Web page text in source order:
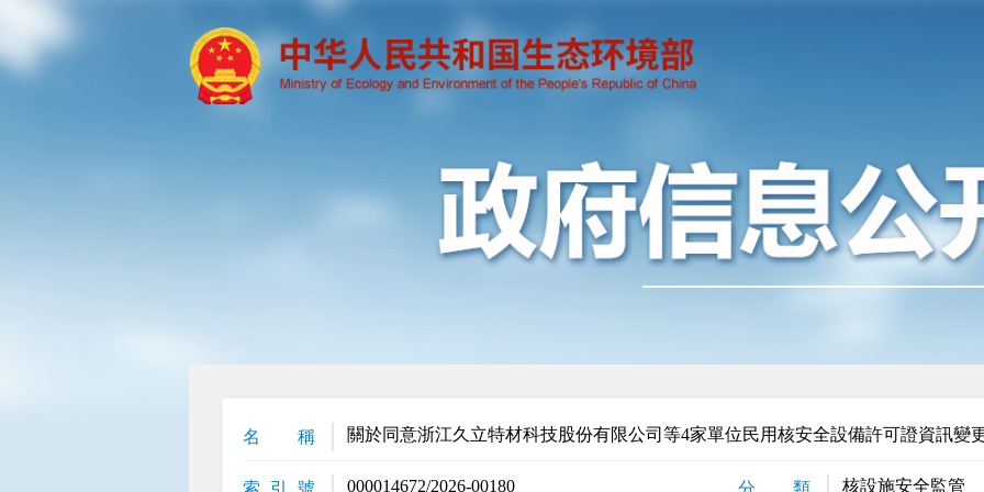
名 稱 關於同意浙江久立特材科技股份有限公司等4家單位民用核安全設備許可證資訊變
索 引 號 000014672/2026-00180 分 類 核設施安全監管